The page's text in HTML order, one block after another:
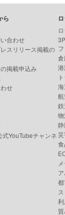
ら
合わせ
スリリース掲載の
掲載申込み
せ
YouTubeチャンネ